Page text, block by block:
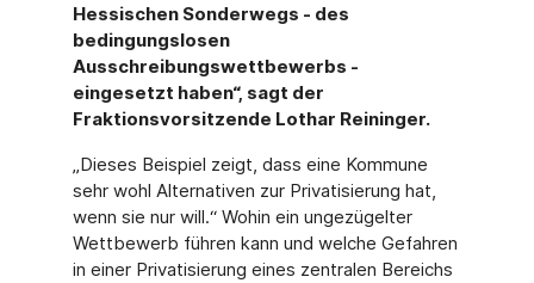
Hessischen Sonderwegs - des
bedingungslosen
Ausschreibungswettbewerbs -
eingesetzt haben“, sagt der
Fraktionsvorsitzende Lothar Reininger.
„Dieses Beispiel zeigt, dass eine Kommune
sehr wohl Alternativen zur Privatisierung hat,
wenn sie nur will.“ Wohin ein ungezügelter
Wettbewerb führen kann und welche Gefahren
in einer Privatisierung eines zentralen Bereichs